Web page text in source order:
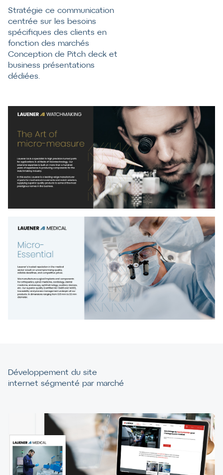
Stratégie ce communication
centrée sur les besoins
spécifiques des clients en
fonction des marchés
Conception de Pitch deck et
business présentations
dédiées.
Développement du site
internet ségmenté par marché